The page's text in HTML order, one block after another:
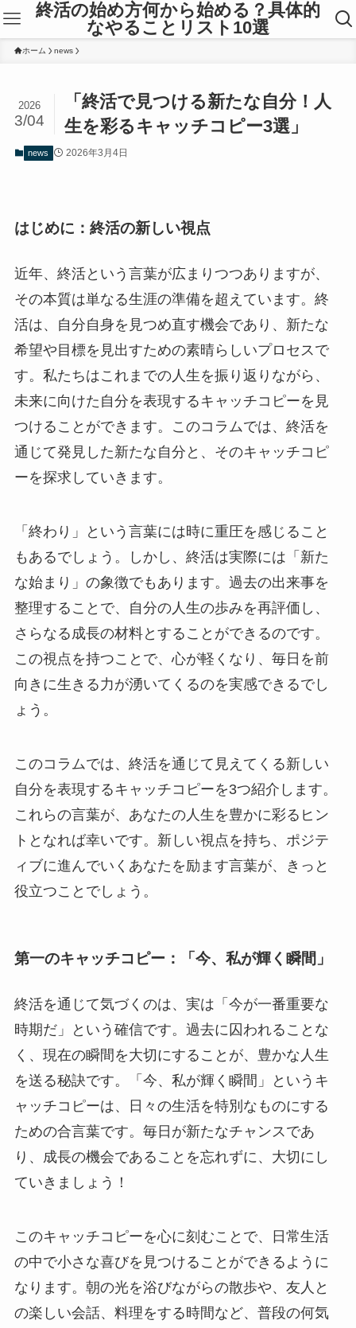
終活の始め方何から始める？具体的
なやることリスト10選
ホーム news
「終活で見つける新たな自分！人
生を彩るキャッチコピー3選」
2026
3/04
news 2026年3月4日
はじめに：終活の新しい視点
近年、終活という言葉が広まりつつありますが、
その本質は単なる生涯の準備を超えています。終
活は、自分自身を見つめ直す機会であり、新たな
希望や目標を見出すための素晴らしいプロセスで
す。私たちはこれまでの人生を振り返りながら、
未来に向けた自分を表現するキャッチコピーを見
つけることができます。このコラムでは、終活を
通じて発見した新たな自分と、そのキャッチコピ
ーを探求していきます。
「終わり」という言葉には時に重圧を感じること
もあるでしょう。しかし、終活は実際には「新た
な始まり」の象徴でもあります。過去の出来事を
整理することで、自分の人生の歩みを再評価し、
さらなる成長の材料とすることができるのです。
この視点を持つことで、心が軽くなり、毎日を前
向きに生きる力が湧いてくるのを実感できるでし
ょう。
このコラムでは、終活を通じて見えてくる新しい
自分を表現するキャッチコピーを3つ紹介します。
これらの言葉が、あなたの人生を豊かに彩るヒン
トとなれば幸いです。新しい視点を持ち、ポジテ
ィブに進んでいくあなたを励ます言葉が、きっと
役立つことでしょう。
第一のキャッチコピー：「今、私が輝く瞬間」
終活を通じて気づくのは、実は「今が一番重要な
時期だ」という確信です。過去に囚われることな
く、現在の瞬間を大切にすることが、豊かな人生
を送る秘訣です。「今、私が輝く瞬間」というキ
ャッチコピーは、日々の生活を特別なものにする
ための合言葉です。毎日が新たなチャンスであ
り、成長の機会であることを忘れずに、大切にし
ていきましょう！
このキャッチコピーを心に刻むことで、日常生活
の中で小さな喜びを見つけることができるように
なります。朝の光を浴びながらの散歩や、友人と
の楽しい会話、料理をする時間など、普段の何気